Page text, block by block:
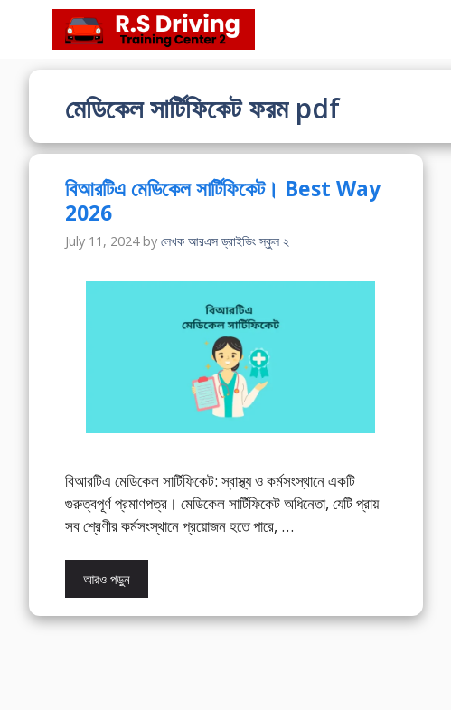
content
মেডিকেল সার্টিফিকেট ফরম pdf
বিআরটিএ মেডিকেল সার্টিফিকেট। Best Way
2026
July 11, 2024 by লেখক আরএস ড্রাইভিং স্কুল ২
বিআরটিএ মেডিকেল সার্টিফিকেট: স্বাস্থ্য ও কর্মসংস্থানে একটি
গুরুত্বপূর্ণ প্রমাণপত্র। মেডিকেল সার্টিফিকেট অধিনেতা, যেটি প্রায়
সব শ্রেণীর কর্মসংস্থানে প্রয়োজন হতে পারে, …
আরও পড়ুন